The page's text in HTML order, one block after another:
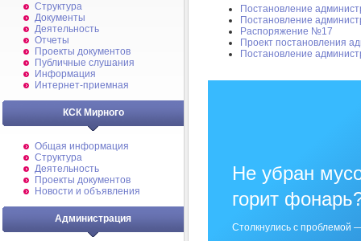
Структура
Документы
Деятельность
Отчеты
Проекты документов
Публичные слушания
Информация
Интернет-приемная
КСК Мирного
Общая информация
Структура
Деятельность
Проекты документов
Новости и объявления
Администрация
Постановление
Постановление
Распоряжение №17
Проект постановления
Постановление
Не убран
горит
Столкнулись с проблемой